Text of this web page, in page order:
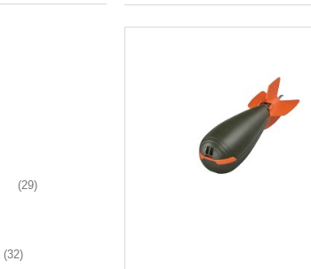
(29)
(32)